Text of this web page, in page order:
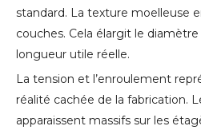
standard. La texture moelleuse
couches. Cela élargit le
longueur utile réelle.
La tension et l’enroulement
réalité cachée de la fabrication.
apparaissent massifs sur les